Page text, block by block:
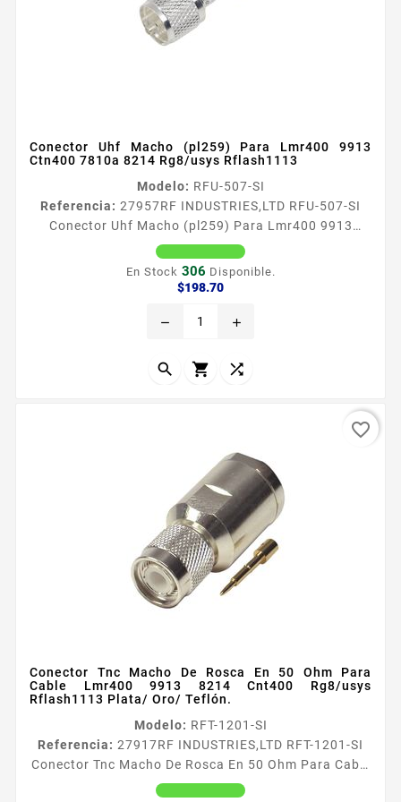
Conector Uhf Macho (pl259) Para Lmr400 9913
Ctn400 7810a 8214 Rg8/usys Rflash1113
Modelo: RFU-507-SI
Referencia: 27957RF INDUSTRIES,LTD RFU-507-SI
Conector Uhf Macho (pl259) Para Lmr400 9913
Ctn400 7810a 8214 Rg8/usys Rflash1113 Conector
UHF macho PL259 para LMR400 9913 CTN400
7810A 8214 RG8USYS RFLASH1113 Tipo de Conector
CTN400 7810A 8214 RG8USYS RFLASH1113 Modo de
Contacto Central Plata Aislante...
En Stock 306 Disponible.
$198.70Precio
remove add
  
Conector Tnc Macho De Rosca En 50 Ohm Para
Cable Lmr400 9913 8214 Cnt400 Rg8/usys
Rflash1113 Plata/ Oro/ Teflón.
Modelo: RFT-1201-SI
Referencia: 27917RF INDUSTRIES,LTD RFT-1201-SI
Conector Tnc Macho De Rosca En 50 Ohm Para Cable
Lmr400 9913 8214 Cnt400 Rg8/usys Rflash1113
favorite_border